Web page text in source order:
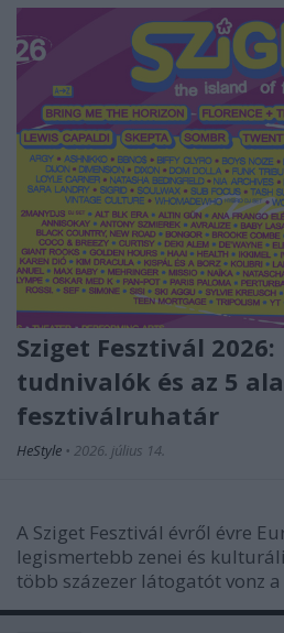
Sziget Fesztivál
tudnivalók és az 5
fesztiválruhatár
HeStyle • 2026. július 14.
A Sziget Fesztivál évről évre
legismertebb zenei és
több százezer látogatót vonz